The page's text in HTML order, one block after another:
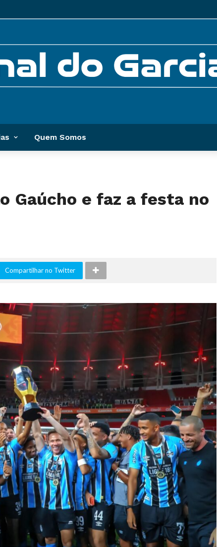
Quem Somos
Gaúcho e faz a festa no
Compartilhar no Twitter